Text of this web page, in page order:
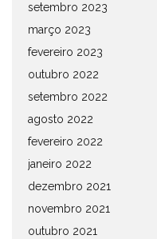
setembro 2023
março 2023
fevereiro 2023
outubro 2022
setembro 2022
agosto 2022
fevereiro 2022
janeiro 2022
dezembro 2021
novembro 2021
outubro 2021